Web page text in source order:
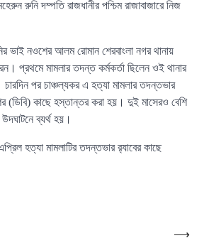
রুনি দম্পতি রাজধানীর পশ্চিম রাজাবাজারে নিজ
ভাই নওশের আলম রোমান শেরবাংলা নগর থানায়
প্রথমে মামলার তদন্ত কর্মকর্তা ছিলেন ওই থানার
পর চাঞ্চল্যকর এ হত্যা মামলার তদন্তভার
(ডিবি) কাছে হস্তান্তর করা হয়। দুই মাসেরও বেশি
ব্যর্থ হয়।
হত্যা মামলাটির তদন্তভার র‌্যাবের কাছে
⟶